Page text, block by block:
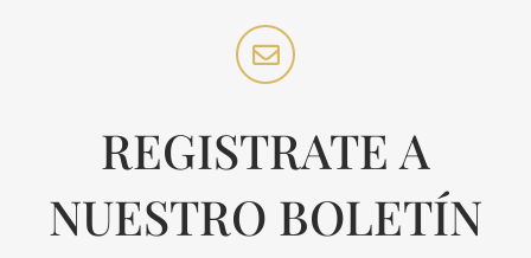
REGISTRATE A
NUESTRO BOLETÍN